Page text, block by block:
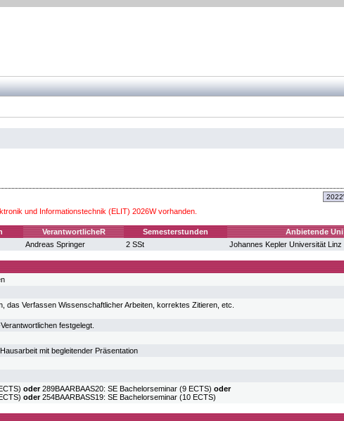
und Informationstechnik (ELIT) 2026W vorhanden.
VerantwortlicheR Semesterstunden
Anbietende Uni
Andreas Springer 2 SSt Johannes Kepler Universität Linz
das Verfassen Wissenschaftlicher Arbeiten, korrektes Zitieren, etc.
festgelegt.
mit begleitender Präsentation
oder289BAARBAAS20: SE Bachelorseminar (9 ECTS) oder
oder254BAARBASS19: SE Bachelorseminar (10 ECTS)